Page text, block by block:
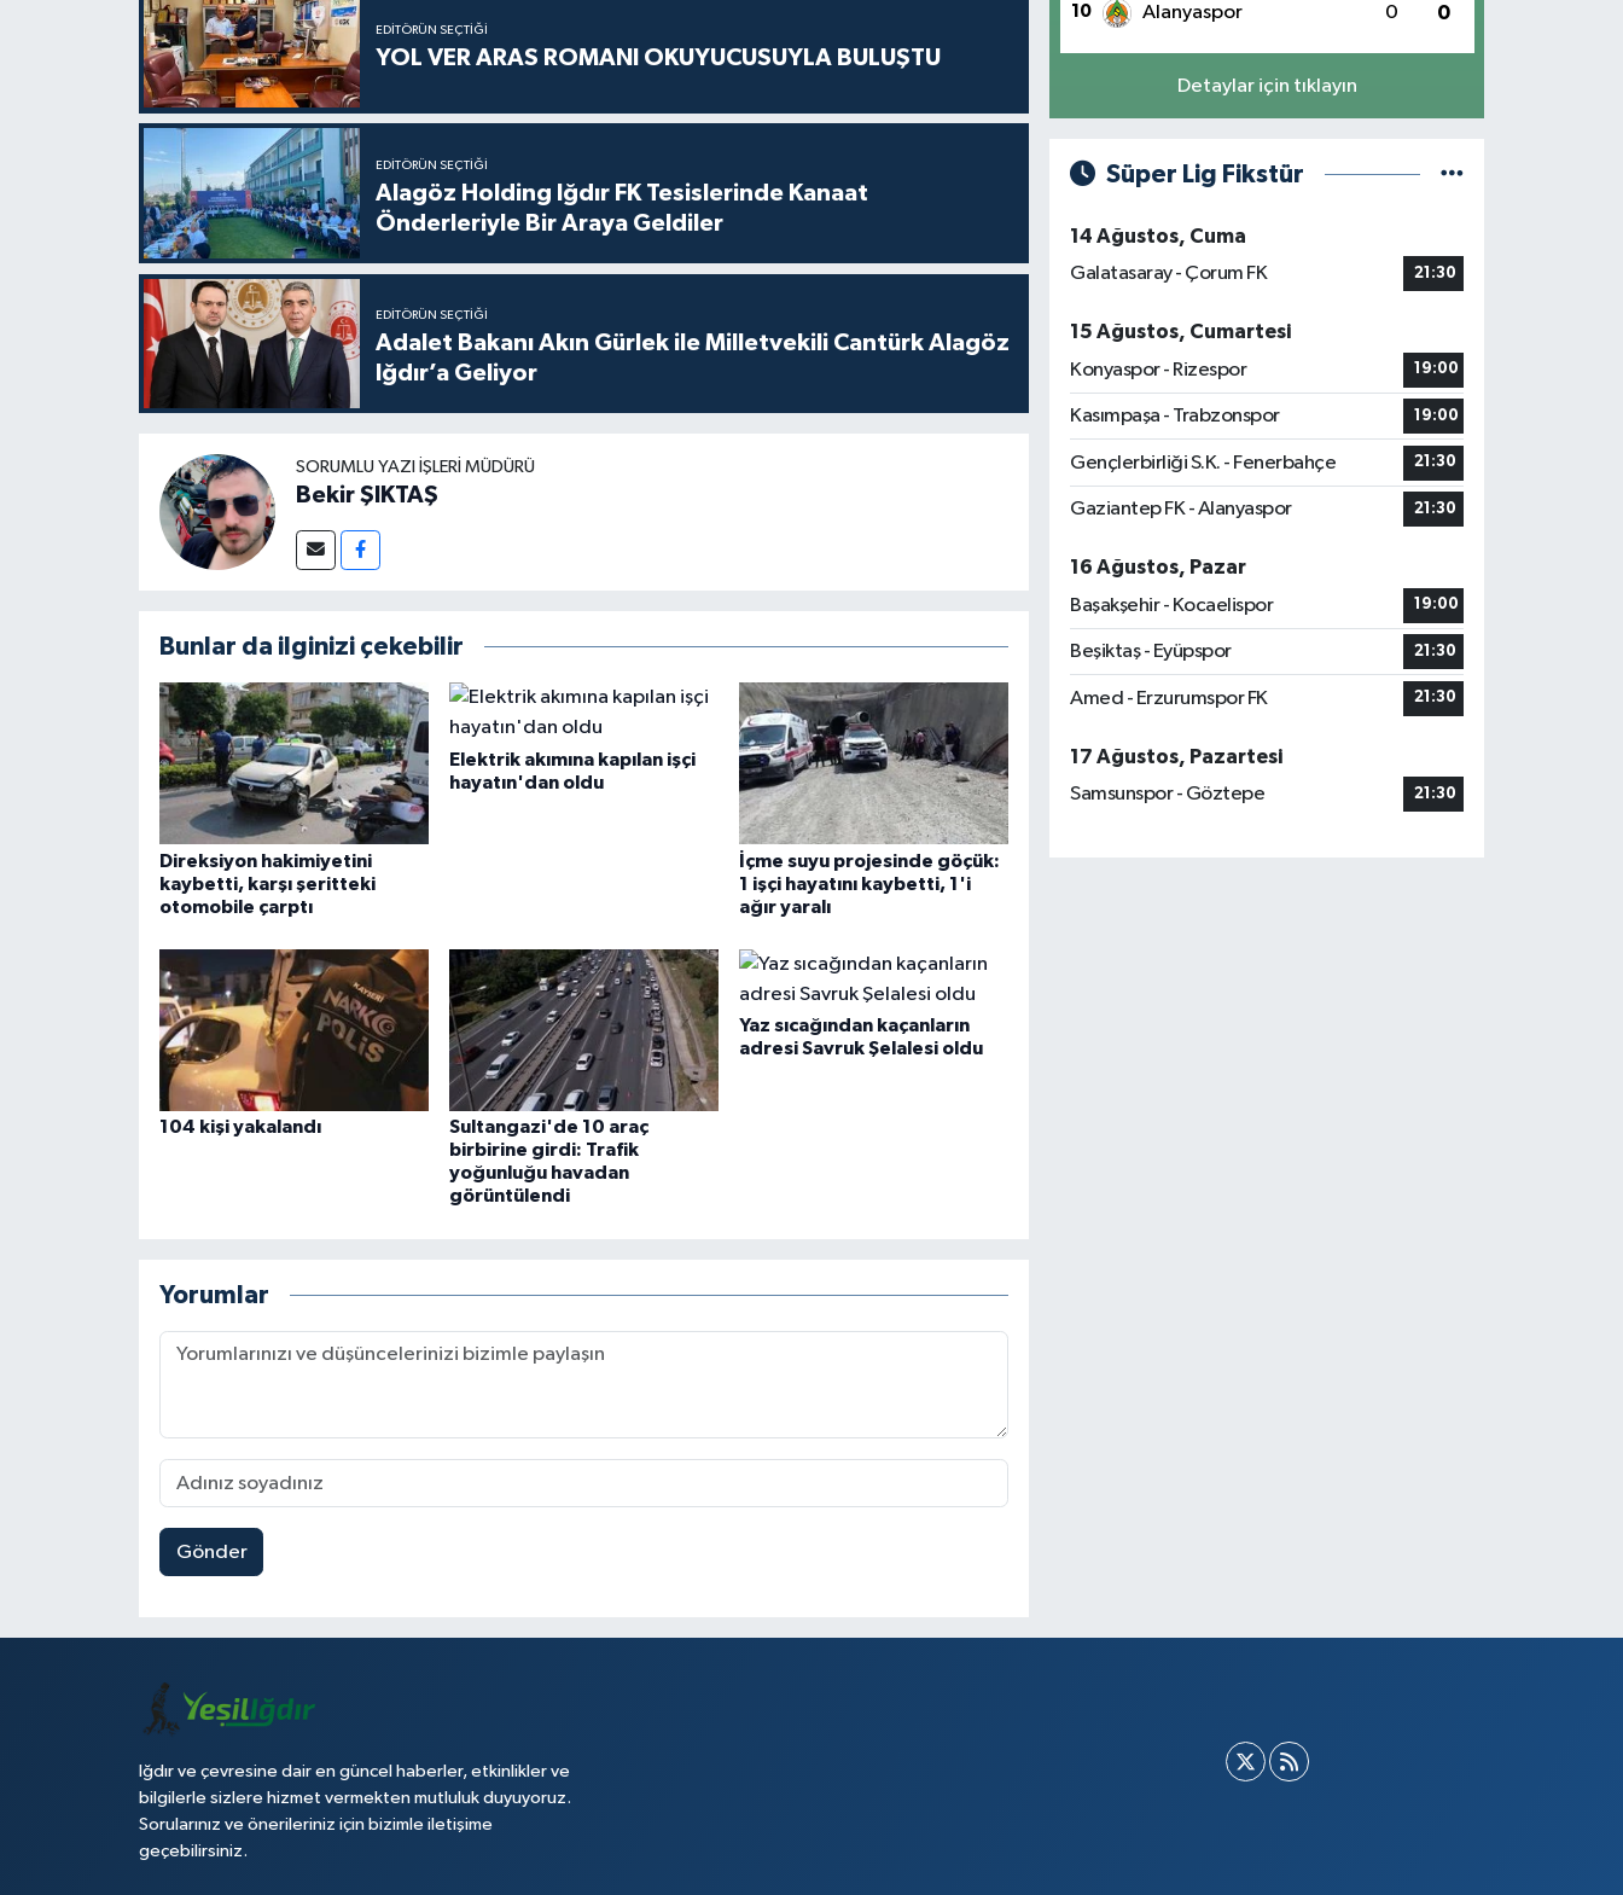
EDITÖRÜN SEÇTIĞI
YOL VER ARAS ROMANI OKUYUCUSUYLA BULUŞTU
EDITÖRÜN SEÇTIĞI
Alagöz Holding Iğdır FK Tesislerinde Kanaat
Önderleriyle Bir Araya Geldiler
EDITÖRÜN SEÇTIĞI
Adalet Bakanı Akın Gürlek ile Milletvekili Cantürk Alagöz
Iğdır’a Geliyor
SORUMLU YAZI İŞLERI MÜDÜRÜ
Bekir ŞIKTAŞ
Bunlar da ilginizi çekebilir
Direksiyon hakimiyetini
kaybetti, karşı şeritteki
otomobile çarptı
Elektrik akımına kapılan işçi
hayatın'dan oldu
İçme suyu projesinde göçük:
1 işçi hayatını kaybetti, 1'i
ağır yaralı
104 kişi yakalandı
Sultangazi'de 10 araç
birbirine girdi: Trafik
yoğunluğu havadan
görüntülendi
Yaz sıcağından kaçanların
adresi Savruk Şelalesi oldu
Yorumlar
Gönder
10 Alanyaspor 0 0
Detaylar için tıklayın
Süper Lig Fikstür
14 Ağustos, Cuma
Galatasaray - Çorum FK
21:30
15 Ağustos, Cumartesi
Konyaspor - Rizespor
19:00
Kasımpaşa - Trabzonspor 19:00
Gençlerbirliği S.K. - Fenerbahçe 21:30
Gaziantep FK - Alanyaspor 21:30
16 Ağustos, Pazar
Başakşehir - Kocaelispor
19:00
Beşiktaş - Eyüpspor 21:30
Amed - Erzurumspor FK 21:30
17 Ağustos, Pazartesi
Samsunspor - Göztepe
21:30
Iğdır ve çevresine dair en güncel haberler, etkinlikler ve
bilgilerle sizlere hizmet vermekten mutluluk duyuyoruz.
Sorularınız ve önerileriniz için bizimle iletişime
geçebilirsiniz.